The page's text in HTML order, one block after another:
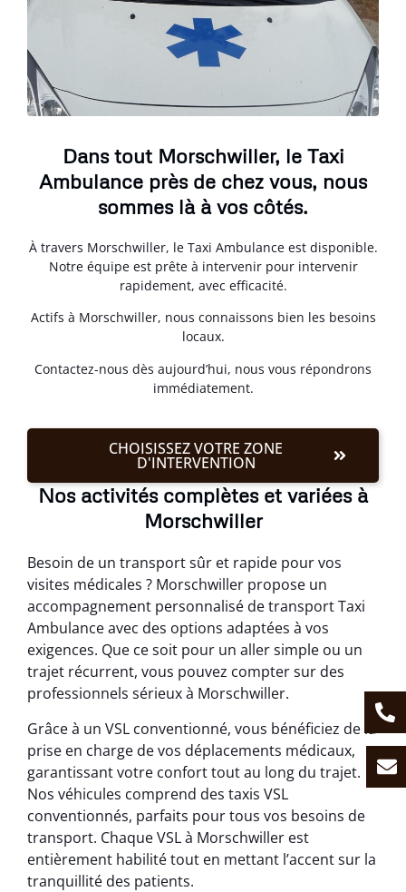
Dans tout Morschwiller, le Taxi
Ambulance près de chez vous, nous
sommes là à vos côtés.
À travers Morschwiller, le Taxi Ambulance est disponible.
Notre équipe est prête à intervenir pour intervenir
rapidement, avec efficacité.
Actifs à Morschwiller, nous connaissons bien les besoins
locaux.
Contactez-nous dès aujourd’hui, nous vous répondrons
immédiatement.
CHOISISSEZ VOTRE ZONE
D'INTERVENTION
Nos activités complètes et variées à
Morschwiller
Besoin de un transport sûr et rapide pour vos
visites médicales ? Morschwiller propose un
accompagnement personnalisé de transport Taxi
Ambulance avec des options adaptées à vos
exigences. Que ce soit pour un aller simple ou un
trajet récurrent, vous pouvez compter sur des
professionnels sérieux à Morschwiller.
Grâce à un VSL conventionné, vous bénéficiez de la
prise en charge de vos déplacements médicaux,
garantissant votre confort tout au long du trajet.
Nos véhicules comprend des taxis VSL
conventionnés, parfaits pour tous vos besoins de
transport. Chaque VSL à Morschwiller est
entièrement habilité tout en mettant l’accent sur la
tranquillité des patients.